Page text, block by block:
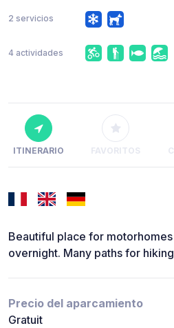
2 servicios
4 actividades
ITINERARIO FAVORITOS
Beautiful place for
overnight. Many paths for
Precio del aparcamiento
Gratuit